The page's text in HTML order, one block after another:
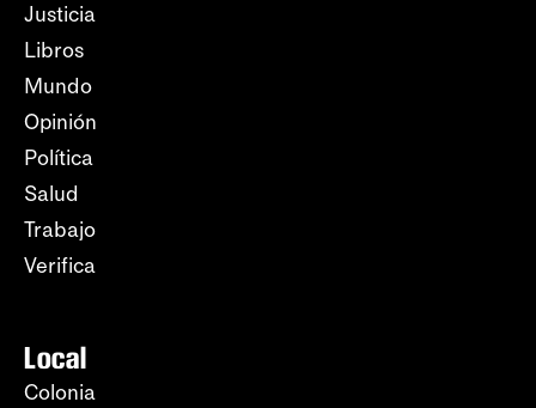
Justicia
Libros
Mundo
Opinión
Política
Salud
Trabajo
Verifica
Local
Colonia